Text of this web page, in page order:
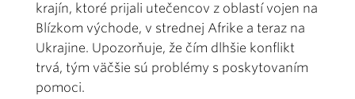
krajín, ktoré prijali utečencov z oblastí vojen na
Blízkom východe, v strednej Afrike a teraz na
Ukrajine. Upozorňuje, že čím dlhšie konflikt
trvá, tým väčšie sú problémy s poskytovaním
pomoci.